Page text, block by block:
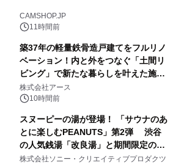
CAMSHOP.JP
11時間前
築37年の軽量鉄骨造戸建てをフルリノ
ベーション！内と外をつなぐ「土間リ
ビング」で新たな暮らしを叶えた施工
事例を株式会社アースが公開
株式会社アース
10時間前
スヌーピーの湯が登場！ 「サウナのあ
とに楽しむPEANUTS」第2弾 渋谷
の人気銭湯「改良湯」と期間限定のコ
ラボレーション サウナイキタイコラ
株式会社ソニー・クリエイティブプロダクツ